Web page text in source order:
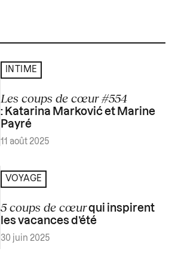
INTIME
Les coups de cœur #554
: Katarina Marković et Marine
Payré
11 août 2025
VOYAGE
5 coups de cœurqui inspirent
les vacances d’été
30 juin 2025